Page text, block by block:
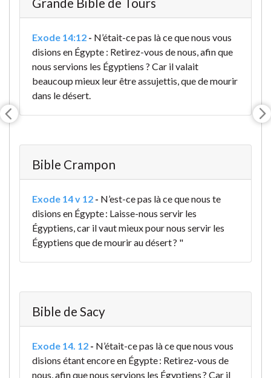
Exode 14:12 - N’était-ce pas là ce que nous vous
disions en Égypte : Retirez-vous de nous, afin que
nous servions les Égyptiens ? Car il valait
beaucoup mieux leur être assujettis, que de mourir
dans le désert.
Bible Crampon
Exode 14 v 12 - N’est-ce pas là ce que nous te
disions en Égypte : Laisse-nous servir les
Égyptiens, car il vaut mieux pour nous servir les
Égyptiens que de mourir au désert ? "
Bible de Sacy
Exode 14. 12 - N’était-ce pas là ce que nous vous
disions étant encore en Égypte : Retirez-vous de
nous, afin que nous servions les Égyptiens ? Car il